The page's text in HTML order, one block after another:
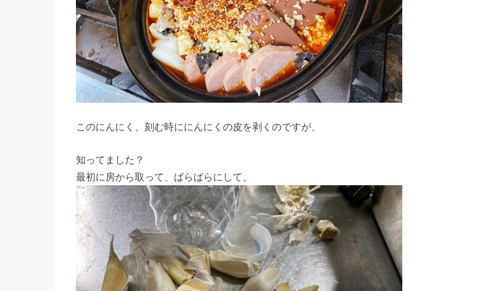
このにんにく、刻む時ににんにくの皮を剥くのですが、
知ってました？
最初に房から取って、ばらばらにして、